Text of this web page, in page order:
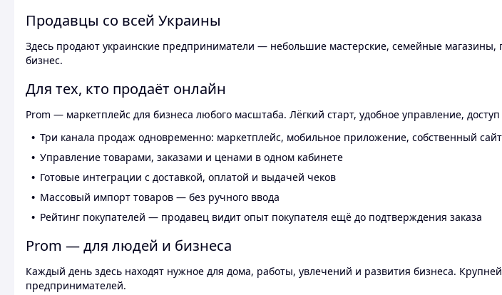
Продавцы со всей Украины
Здесь продают украинские предприниматели — небольшие мастерские, семейные
бизнес.
Для тех, кто продаёт онлайн
Prom — маркетплейс для бизнеса любого масштаба. Лёгкий старт, удобное управление,
Три канала продаж одновременно: маркетплейс, мобильное приложение, собственный сайт
Управление товарами, заказами и ценами в одном кабинете
Готовые интеграции с доставкой, оплатой и выдачей чеков
Массовый импорт товаров — без ручного ввода
Рейтинг покупателей — продавец видит опыт покупателя ещё до подтверждения заказа
Prom — для людей и бизнеса
Каждый день здесь находят нужное для дома, работы, увлечений и развития бизнеса.
предпринимателей.